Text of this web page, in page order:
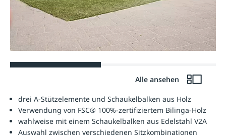
Alle ansehen
drei A-Stützelemente und Schaukelbalken aus Holz
Verwendung von FSC® 100%-zertifiziertem Bilinga-Holz
wahlweise mit einem Schaukelbalken aus Edelstahl V2A
Auswahl zwischen verschiedenen Sitzkombinationen